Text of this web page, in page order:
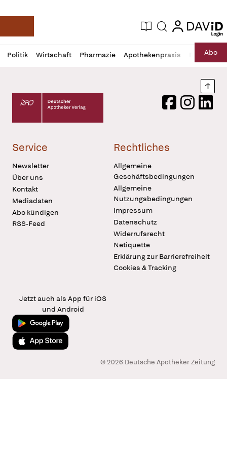
Deutsche Apotheker Zeitung
Aktuelle Ausgabe
Suche login
login
Politik Wirtschaft Pharmazie Apothekenpraxis RechtAbo
Profil
öffnen
Daz
Pur
Deutscher Apotheker Verlag Logo
FacebookInstagram
Service
Newsletter
Über uns
Kontakt
Mediadaten
Abo kündigen
RSS-Feed
Rechtliches
Allgemeine
Geschäftsbedingungen
Allgemeine
Nutzungsbedingungen
Impressum
Datenschutz
Widerrufsrecht
Netiquette
Erklärung zur Barrierefreiheit
Cookies & Tracking
Jetzt auch als App für iOS
und Android
Jetzt bei Google Play
Laden im App Store
© 2026 Deutsche Apotheker Zeitung